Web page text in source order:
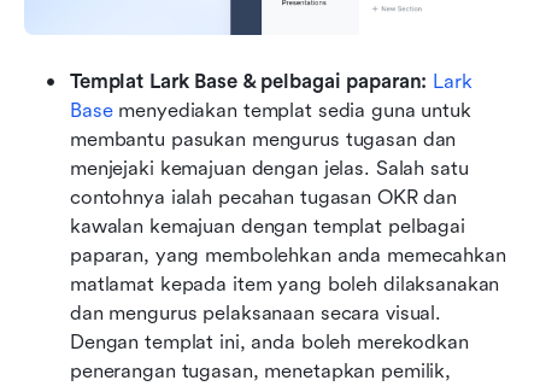
Templat Lark Base & pelbagai paparan: Lark
Base menyediakan templat sedia guna untuk
membantu pasukan mengurus tugasan dan
menjejaki kemajuan dengan jelas. Salah satu
contohnya ialah pecahan tugasan OKR dan
kawalan kemajuan dengan templat pelbagai
paparan, yang membolehkan anda memecahkan
matlamat kepada item yang boleh dilaksanakan
dan mengurus pelaksanaan secara visual.
Dengan templat ini, anda boleh merekodkan
penerangan tugasan, menetapkan pemilik,